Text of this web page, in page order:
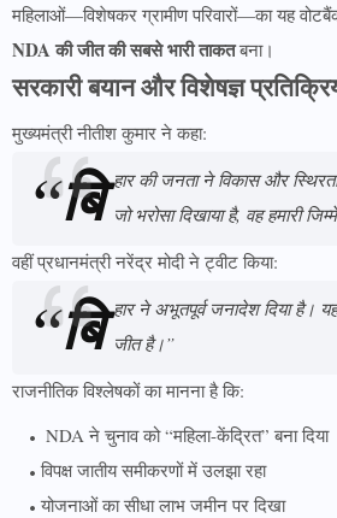
महिलाओं—विशेषकर ग्रामीण परिवारों—का यह
NDA की जीत की सबसे भारी ताकतबना।
सरकारी बयान और विशेषज्ञ
मुख्यमंत्री नीतीश कुमार ने कहा:
“बि हार की जनता ने विकास और
जो भरोसा दिखाया है, वह हमारी
वहीं प्रधानमंत्री नरेंद्र मोदी ने ट्वीट किया:
“बि हार ने अभूतपूर्व जनादेश दिया है।
जीत है।”
राजनीतिक विश्लेषकों का मानना है कि:
NDA ने चुनाव को “महिला-केंद्रित” बना दिया
विपक्ष जातीय समीकरणों में उलझा रहा
योजनाओं का सीधा लाभ जमीन पर दिखा